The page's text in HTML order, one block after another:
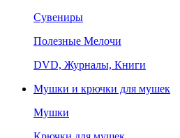
Сувениры
Полезные Мелочи
DVD, Журналы, Книги
Мушки и крючки для мушек
Мушки